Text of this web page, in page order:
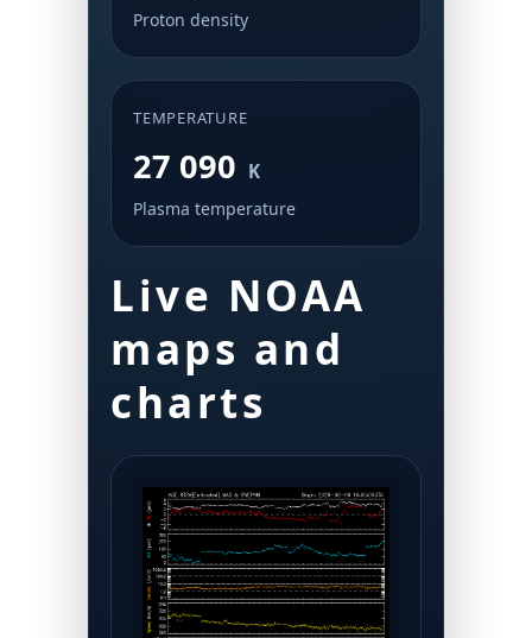
Proton density
TEMPERATURE
27 090 K
Plasma temperature
Live NOAA
maps and
charts